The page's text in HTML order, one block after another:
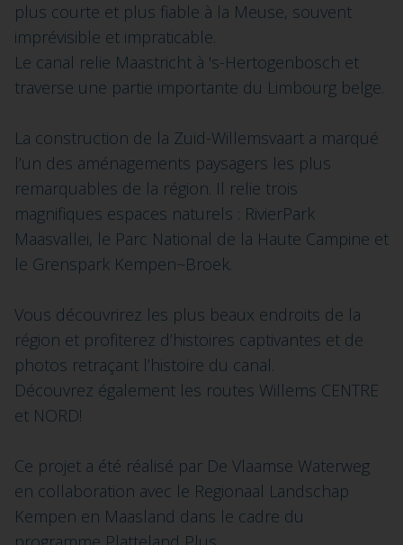
plus courte et plus fiable à la Meuse, souvent
imprévisible et impraticable.
Le canal relie Maastricht à 's-Hertogenbosch et
traverse une partie importante du Limbourg belge.
La construction de la Zuid-Willemsvaart a marqué
l’un des aménagements paysagers les plus
remarquables de la région. Il relie trois
magnifiques espaces naturels : RivierPark
Maasvallei, le Parc National de la Haute Campine et
le Grenspark Kempen~Broek.
Vous découvrirez les plus beaux endroits de la
région et profiterez d’histoires captivantes et de
photos retraçant l’histoire du canal.
Découvrez également les routes Willems CENTRE
et NORD!
Ce projet a été réalisé par De Vlaamse Waterweg
en collaboration avec le Regionaal Landschap
Kempen en Maasland dans le cadre du